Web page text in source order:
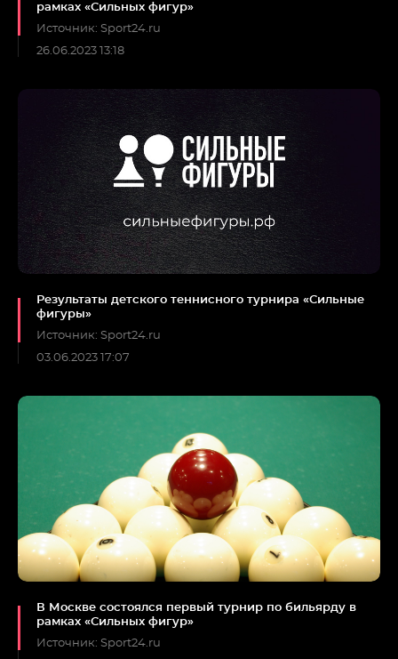
рамках «Сильных фигур»
Источник: Sport24.ru
26.06.2023 13:18
Результаты детского теннисного турнира «Сильные
фигуры»
Источник: Sport24.ru
03.06.2023 17:07
В Москве состоялся первый турнир по бильярду в
рамках «Сильных фигур»
Источник: Sport24.ru